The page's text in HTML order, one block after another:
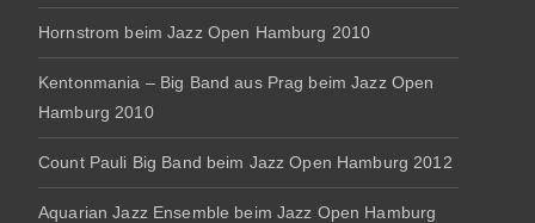
Hornstrom beim Jazz Open Hamburg 2010
Kentonmania – Big Band aus Prag beim Jazz Open
Hamburg 2010
Count Pauli Big Band beim Jazz Open Hamburg 2012
Aquarian Jazz Ensemble beim Jazz Open Hamburg